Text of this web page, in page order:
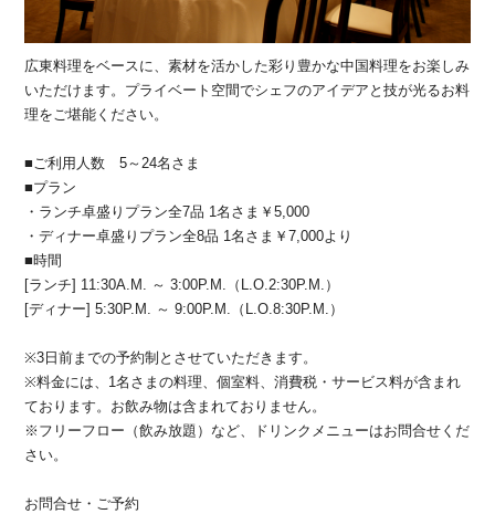
広東料理をベースに、素材を活かした彩り豊かな中国料理をお楽しみ
いただけます。プライベート空間でシェフのアイデアと技が光るお料
理をご堪能ください。
■ご利用人数 5～24名さま
■プラン
・ランチ卓盛りプラン全7品 1名さま￥5,000
・ディナー卓盛りプラン全8品 1名さま￥7,000より
■時間
[ランチ] 11:30A.M. ～ 3:00P.M.（L.O.2:30P.M.）
[ディナー] 5:30P.M. ～ 9:00P.M.（L.O.8:30P.M.）
※3日前までの予約制とさせていただきます。
※料金には、1名さまの料理、個室料、消費税・サービス料が含まれ
ております。お飲み物は含まれておりません。
※フリーフロー（飲み放題）など、ドリンクメニューはお問合せくだ
さい。
お問合せ・ご予約